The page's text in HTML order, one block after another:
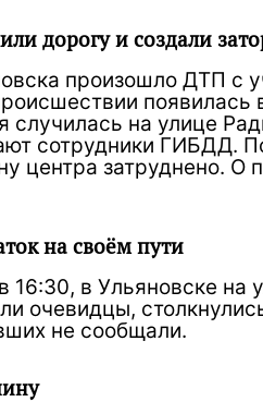
дорогу и создали
произошло ДТП с
появилась
случилась на улице
сотрудники ГИБДД.
центра затруднено. О
на своём пути
в Ульяновске на
очевидцы,
не сообщали.